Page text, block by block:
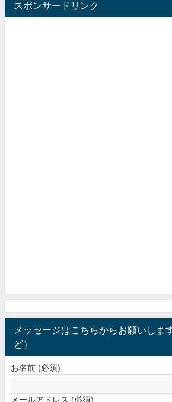
スポンサードリンク
メッセージはこちらからお願いしま
ど）
お名前 (必須)
メールアドレス (必須)